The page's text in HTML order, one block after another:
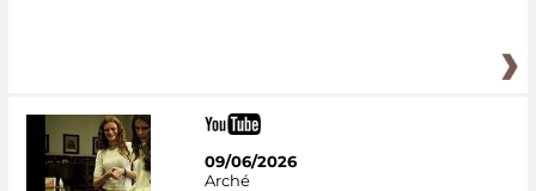
09/06/2026
Arché